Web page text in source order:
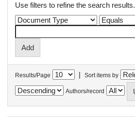
Use filters to refine the search results.
Results/Page | Sort items by
Authors/record